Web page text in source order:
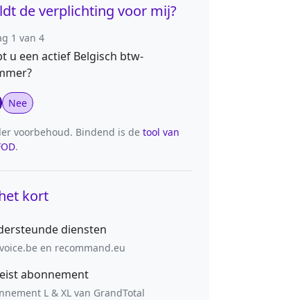
de verplichting voor mij?
1 van 4
u een actief Belgisch btw-
Nee
voorbehoud. Bindend is de tool van
.
kort
diensten
en recommand.eu
abonnement
L & XL van GrandTotal